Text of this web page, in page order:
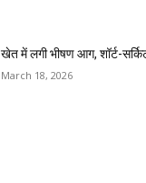
खेत में लगी भीषण आग, शॉर्ट-
March 18, 2026